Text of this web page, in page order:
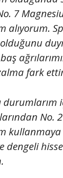
7
alıyorum.
fark
durumlarım
No.
kullanmaya
dengeli